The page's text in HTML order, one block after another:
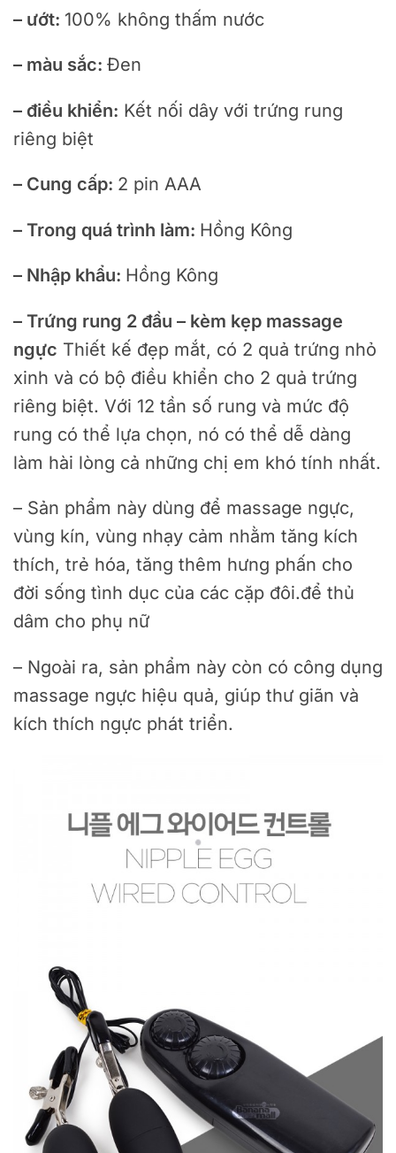
– ướt: 100% không thấm nước
– màu sắc: Đen
– điều khiển: Kết nối dây với trứng rung
riêng biệt
– Cung cấp: 2 pin AAA
– Trong quá trình làm: Hồng Kông
– Nhập khẩu: Hồng Kông
– Trứng rung 2 đầu – kèm kẹp massage
ngực Thiết kế đẹp mắt, có 2 quả trứng nhỏ
xinh và có bộ điều khiển cho 2 quả trứng
riêng biệt. Với 12 tần số rung và mức độ
rung có thể lựa chọn, nó có thể dễ dàng
làm hài lòng cả những chị em khó tính nhất.
– Sản phẩm này dùng để massage ngực,
vùng kín, vùng nhạy cảm nhằm tăng kích
thích, trẻ hóa, tăng thêm hưng phấn cho
đời sống tình dục của các cặp đôi.để thủ
dâm cho phụ nữ
– Ngoài ra, sản phẩm này còn có công dụng
massage ngực hiệu quả, giúp thư giãn và
kích thích ngực phát triển.